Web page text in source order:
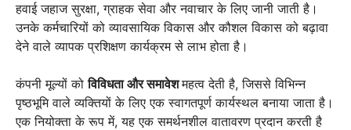
हवाई जहाज सुरक्षा, ग्राहक सेवा और नवाचार के लिए जानी जाती है।
उनके कर्मचारियों को व्यावसायिक विकास और कौशल विकास को बढ़ावा
देने वाले व्यापक प्रशिक्षण कार्यक्रम से लाभ होता है।
कंपनी मूल्यों कोविविधता और समावेशमहत्व देती है, जिससे विभिन्न
पृष्ठभूमि वाले व्यक्तियों के लिए एक स्वागतपूर्ण कार्यस्थल बनाया जाता है।
एक नियोक्ता के रूप में, यह एक समर्थनशील वातावरण प्रदान करती है